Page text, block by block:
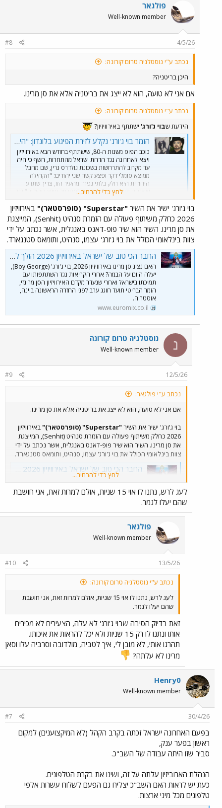
פולגאר
Well-known member
4/5/26
#8
נכתב ע"י נוסטלגיה טרום קורונה:
היכן בריטניה?
אם אני לא טועה, הוא לא ייצג את בריטניה אלא את סן מרינו.
נכתב ע"י נוסטלגיה טרום קורונה:
הידעת שבוי ג'ורג' ישתתף באירוויזיון?
הזמר בוי ג'ורג' נקלע לזירת הפיגוע בלונדון: "הייתה פאניקה, צריכים לתמוך ביהודים"
כוכב הפופ משנות ה-80, שישתתף בחודש הבא באירוויזיון
ויצא לאחרונה נגד הדחת ישראל מהתחרות, חשף כי היה
עד מקרוב להתרחשות בשכונת גולדרס גרין, שם מחבל
ממוצא סומלי דקר ופצע קשה שני יהודים: "הקהילה
היהודית היא חלק בלתי נפרד מהעיר הזו, צריך שתדע
שאנחנו תומכים בה". קריאות "סטרמר פוגע ביהודים" נגד
www.ynet.co.il
אני מניחה שלא ישיר עם להקתומועדון תרבות
לחץ כדי להרחיב...
בוי ג'ורג' ישיר את השיר "Superstar" (סופרסטאר)"
באירוויזיון
2026 כחלק משיתוף פעולה עם הזמרת סנהיט (Senhit), המייצגת
את סן מרינו. השיר הוא שיר פופ-דאנס באנגלית, אשר נכתב על ידי
צוות בינלאומי הכולל את בוי ג'ורג' עצמו, סנהיט, ותומאס סטנגארד.
החבר הכי טוב של ישראל באירוויזיון 2026 הולך להפתיע את כולם
האם נציג סן מרינו באירוויזיון 2026, בוי ג'ורג' (Boy George),
יעלה היום על הבמה? אחרי הקריאות נגד השתתפותו עם
תמיכתו בישראל ואחרי שנעדר מקדם האירוויזיון הסן מרינזי,
הזמר הבריטי תועד חוגג ערב לפני החזרה הראשונה בוינה,
אוסטריה.
www.euromix.co.il
נ נוסטלגיה טרום קורונה
Well-known member
12/5/26
#9
נכתב ע"י פולגאר:
אם אני לא טועה, הוא לא ייצג את בריטניה אלא את סן מרינו.
בוי ג'ורג' ישיר את השיר"Superstar" (סופרסטאר)"
באירוויזיון
2026 כחלק משיתוף פעולה עם הזמרת סנהיט (Senhit), המייצגת
את סן מרינו. השיר הוא שיר פופ-דאנס באנגלית, אשר נכתב על ידי
צוות בינלאומי הכולל את בוי ג'ורג' עצמו, סנהיט, ותומאס סטנגארד.
החבר הכי טוב של ישראל באירוויזיון 2026 הולך להפתיע את כולם
George), יעלה היום על הבמה? אחרי הקריאות נגד
השתתפותו עם תמיכתו בישראל ואחרי שנעדר מקדם
האירוויזיון הסן מרינזי, הזמר הבריטי תועד חוגג ערב
לפני החזרה הראשונה בוינה, אוסטריה.
לחץ כדי להרחיב...
לעג לרש, נתנו לו אוי 15 שניות, אולם למרות זאת, אני חושבת
שהם יעלו לגמר.
פולגאר
Well-known member
13/5/26
#10
נכתב ע"י נוסטלגיה טרום קורונה:
לעג לרש, נתנו לו אוי 15 שניות, אולם למרות זאת, אני חושבת
שהם יעלו לגמר.
זאת בדיוק הסיבה שבוי ג'ורג' לא עלה, הצעירים לא מכירים
אותו ונתנו לו רק 15 שניות ולא יכל להראות את איכותו.
תהרגו אותי, לא מובן לי, איך לטביה, מולדובה וסרביה עלו וסאן
מרינו לא עלתה?
Henry0
Well-known member
30/4/26
#7
בפעם האחרונה ישראל זכתה בקרב הקהל (לא המיקצוענים) למקום
ראשון בפער ענק,
סביר שזו היתה עבודה של השב"כ.
הנהלת הארוביזיון עלתה על זה, ושינו את בקרת הטלפונים.
כעת יש לראות האם השב"כ יצליח גם הפעם לשלוח עשרות אלפי
טלפונים מכל מיני ארצות.